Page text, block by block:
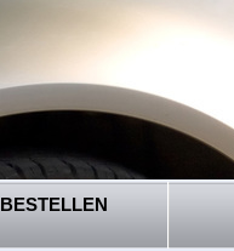
BESTELLEN